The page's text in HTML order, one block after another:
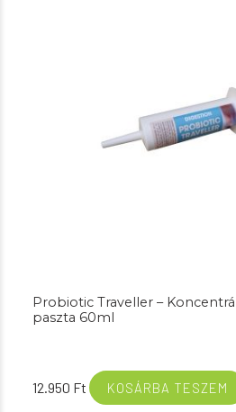
Probiotic Traveller –
paszta 60ml
12.950 Ft KOSÁRBA TESZEM